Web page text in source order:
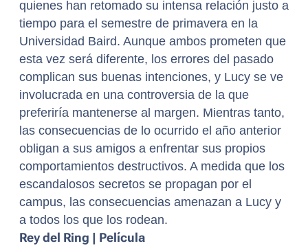
quienes han retomado su intensa relación justo a
tiempo para el semestre de primavera en la
Universidad Baird. Aunque ambos prometen que
esta vez será diferente, los errores del pasado
complican sus buenas intenciones, y Lucy se ve
involucrada en una controversia de la que
preferiría mantenerse al margen. Mientras tanto,
las consecuencias de lo ocurrido el año anterior
obligan a sus amigos a enfrentar sus propios
comportamientos destructivos. A medida que los
escandalosos secretos se propagan por el
campus, las consecuencias amenazan a Lucy y
a todos los que los rodean.
Rey del Ring | Película